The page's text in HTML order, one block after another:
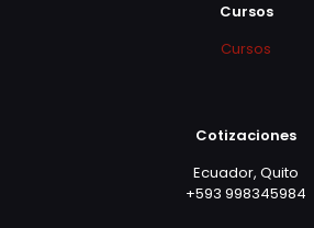
Cursos
Cursos
Cotizaciones
Ecuador, Quito
+593 998345984